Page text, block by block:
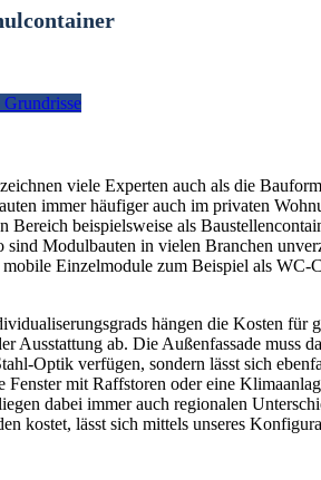
viele Experten auch als die
immer häufiger auch im privaten
Bereich beispielsweise als
sind Modulbauten in vielen Branchen
Einzelmodule zum Beispiel als WC-
hängen die Kosten für
Ausstattung ab. Die Außenfassade muss
Optik verfügen, sondern lässt sich
Fenster mit Raffstoren oder eine
dabei immer auch regionalen
kostet, lässt sich mittels unseres